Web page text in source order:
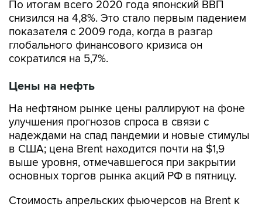
показателя с 2009 года, когда в разгар
глобального финансового кризиса он
сократился на 5,7%.
Цены на нефть
На нефтяном рынке цены раллируют на фоне
надеждами на спад пандемии и новые стимулы
в США; цена Brent находится почти на $1,9
выше уровня, отмечавшегося при закрытии
основных торгов рынка акций РФ в пятницу.
Стоимость апрельских фьючерсов на Brent к
(+1,7% и +2,1% в пятницу), мартовская цена WTI -